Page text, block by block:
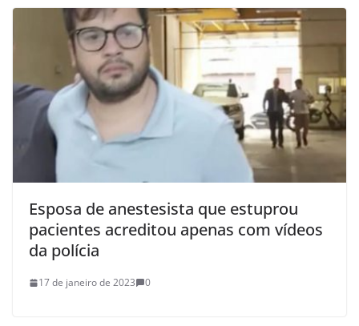
Esposa de anestesista que estuprou
pacientes acreditou apenas com vídeos
da polícia
17 de janeiro de 2023 0